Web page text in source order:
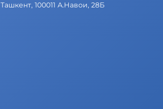
Ташкент, 100011 А.Навои, 28Б